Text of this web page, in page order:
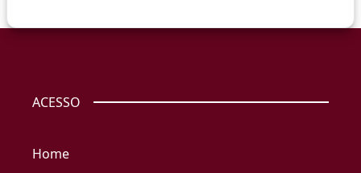
ACESSO
Home